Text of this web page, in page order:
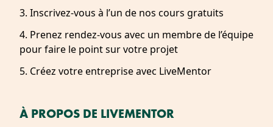
3. Inscrivez-vous à l’un de nos cours gratuits
4. Prenez rendez-vous avec un membre de l’équipe
pour faire le point sur votre projet
5. Créez votre entreprise avec LiveMentor
À PROPOS DE LIVEMENTOR